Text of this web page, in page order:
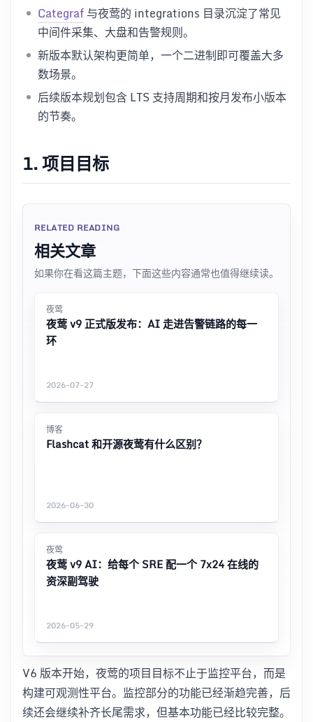
Categraf与夜莺的 integrations 目录沉淀了常见
中间件采集、大盘和告警规则。
新版本默认架构更简单，一个二进制即可覆盖大多
数场景。
后续版本规划包含 LTS 支持周期和按月发布小版本
的节奏。
1. 项目目标
RELATED READING
相关文章
如果你在看这篇主题，下面这些内容通常也值得继续读。
夜莺
夜莺 v9 正式版发布：AI 走进告警链路的每一
环
2026-07-27
博客
Flashcat 和开源夜莺有什么区别？
2026-06-30
夜莺
夜莺 v9 AI：给每个 SRE 配一个 7x24 在线的
资深副驾驶
2026-05-29
V6 版本开始，夜莺的项目目标不止于监控平台，而是
构建可观测性平台。监控部分的功能已经渐趋完善，后
续还会继续补齐长尾需求，但基本功能已经比较完整。